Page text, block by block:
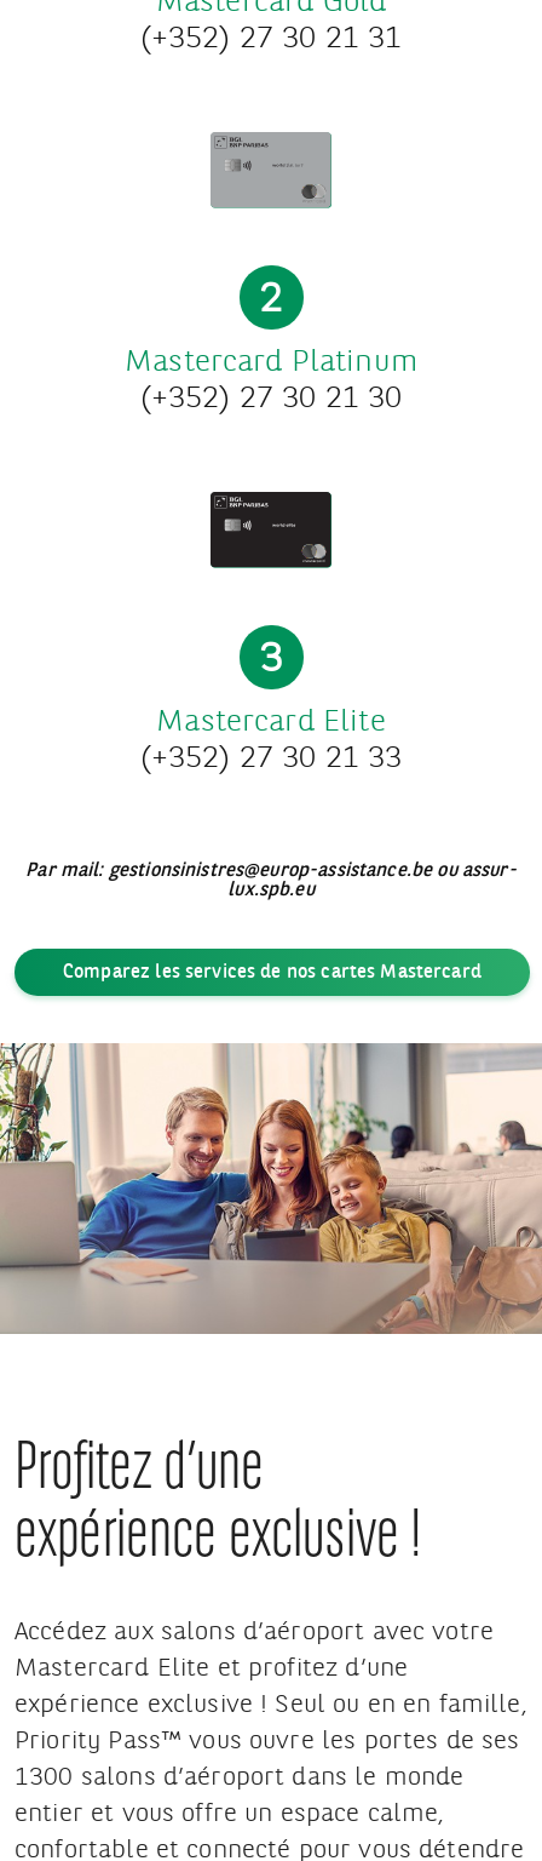
(+352) 27 30 21 31
2
Mastercard Platinum
(+352) 27 30 21 30
3
Mastercard Elite
(+352) 27 30 21 33
Par mail: gestionsinistres@europ-assistance.be ou assur-
lux.spb.eu
Comparez les services de nos cartes Mastercard
Profitez d’une
expérience exclusive !
Accédez aux salons d’aéroport avec votre
Mastercard Elite et profitez d’une
expérience exclusive ! Seul ou en en famille,
Priority Pass™ vous ouvre les portes de ses
1300 salons d’aéroport dans le monde
entier et vous offre un espace calme,
confortable et connecté pour vous détendre